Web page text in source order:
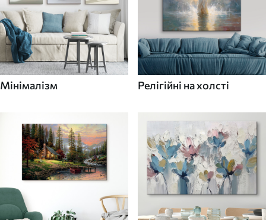
Мінімалізм Релігійні на холсті